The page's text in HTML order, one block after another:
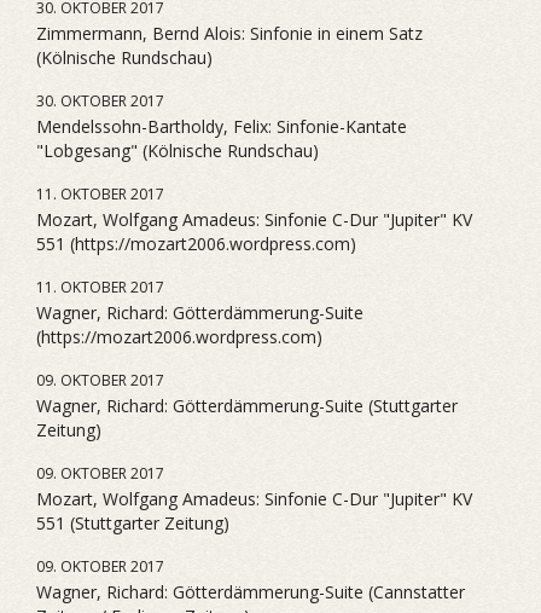
30. OKTOBER 2017
Zimmermann, Bernd Alois: Sinfonie in einem Satz
(Kölnische Rundschau)
30. OKTOBER 2017
Mendelssohn-Bartholdy, Felix: Sinfonie-Kantate
"Lobgesang" (Kölnische Rundschau)
11. OKTOBER 2017
Mozart, Wolfgang Amadeus: Sinfonie C-Dur "Jupiter" KV
551 (https://mozart2006.wordpress.com)
11. OKTOBER 2017
Wagner, Richard: Götterdämmerung-Suite
(https://mozart2006.wordpress.com)
09. OKTOBER 2017
Wagner, Richard: Götterdämmerung-Suite (Stuttgarter
Zeitung)
09. OKTOBER 2017
Mozart, Wolfgang Amadeus: Sinfonie C-Dur "Jupiter" KV
551 (Stuttgarter Zeitung)
09. OKTOBER 2017
Wagner, Richard: Götterdämmerung-Suite (Cannstatter